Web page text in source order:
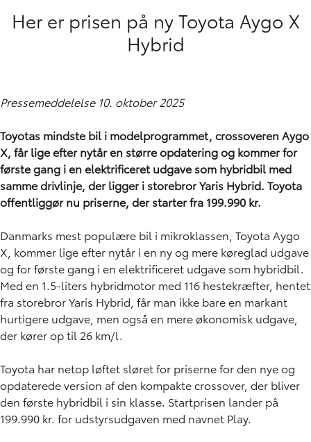
Her er prisen på ny Toyota Aygo X
Hybrid
Pressemeddelelse 10. oktober 2025
Toyotas mindste bil i modelprogrammet, crossoveren Aygo
X, får lige efter nytår en større opdatering og kommer for
første gang i en elektrificeret udgave som hybridbil med
samme drivlinje, der ligger i storebror Yaris Hybrid. Toyota
offentliggør nu priserne, der starter fra 199.990 kr.
Danmarks mest populære bil i mikroklassen, Toyota Aygo
X, kommer lige efter nytår i en ny og mere køreglad udgave
og for første gang i en elektrificeret udgave som hybridbil.
Med en 1.5-liters hybridmotor med 116 hestekræfter, hentet
fra storebror Yaris Hybrid, får man ikke bare en markant
hurtigere udgave, men også en mere økonomisk udgave,
der kører op til 26 km/l.
Toyota har netop løftet sløret for priserne for den nye og
opdaterede version af den kompakte crossover, der bliver
den første hybridbil i sin klasse. Startprisen lander på
199.990 kr. for udstyrsudgaven med navnet Play.